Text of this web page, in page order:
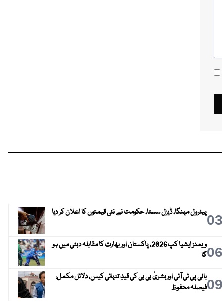
03پیٹرول مہنگا، ڈیزل سستا، حکومت نے نئی قیمتوں کا اعلان کر دیا
06
ویمنز ایشیا کپ 2026، پاکستان اور بھارت کا مقابلہ دبئی میں ہو
گا
09بانی پی ٹی آئی اور بشریٰ بی بی کی قیدِ تنہائی کیس، دلائل مکمل،
فیصلہ محفوظ